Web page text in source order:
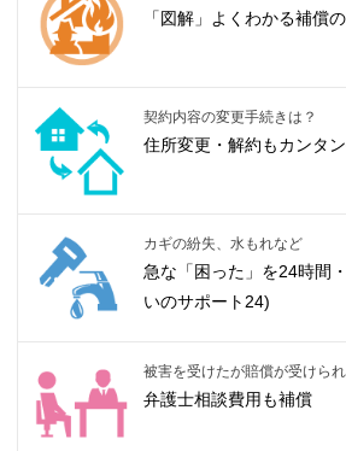
「図解」よくわかる補償
契約内容の変更手続きは？
住所変更・解約もカンタ
カギの紛失、水もれなど
急な「困った」を24時間
いのサポート24)
被害を受けたが賠償が受けら
弁護士相談費用も補償